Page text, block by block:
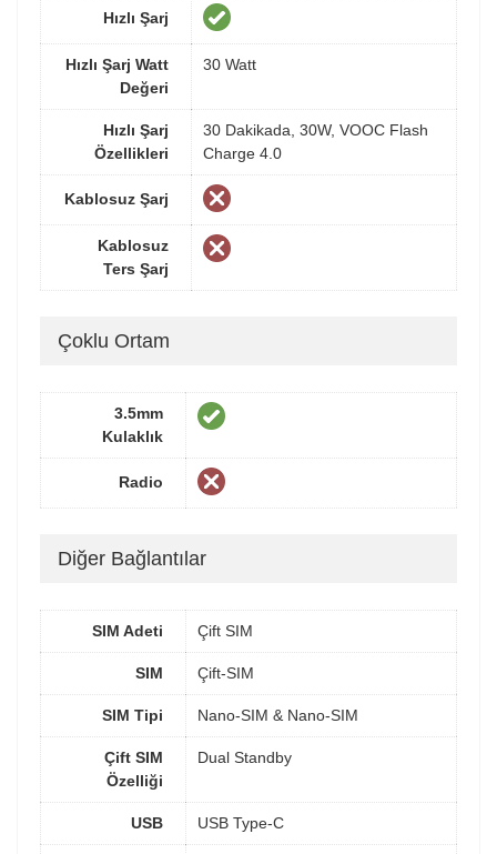
Hızlı Şarj
Hızlı Şarj Watt
Değeri
30 Watt
Hızlı Şarj
Özellikleri
30 Dakikada, 30W, VOOC Flash
Charge 4.0
Kablosuz Şarj
Kablosuz
Ters Şarj
Çoklu Ortam
3.5mm
Kulaklık
Radio
Diğer Bağlantılar
SIM Adeti Çift SIM
SIM Çift-SIM
SIM Tipi Nano-SIM & Nano-SIM
Çift SIM
Özelliği
Dual Standby
USB USB Type-C